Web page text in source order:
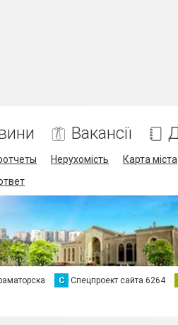
Вакансії
Нерухомість Карта міста
С Спецпроект сайта 6264